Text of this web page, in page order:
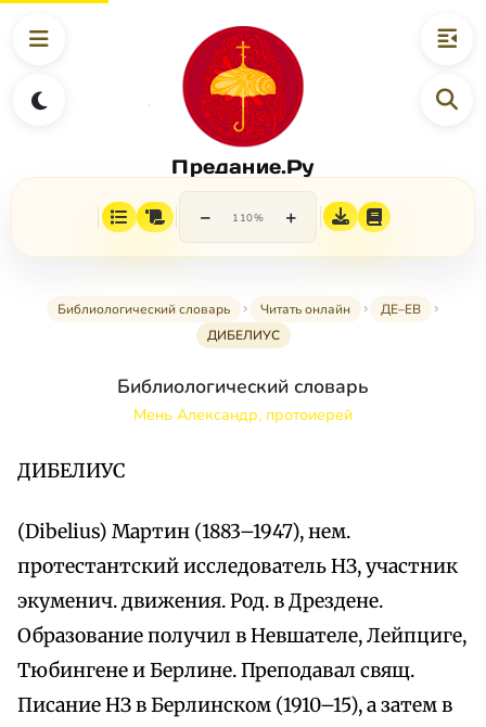
Предание.Ру
− 110% +
Библиологический словарь Читать онлайн
ДЕ–ЕВ
ДИБЕЛИУС
Библиологический словарь
Мень Александр, протоиерей
ДИБЕЛИУС
(Dibelius) Мартин (1883–1947), нем.
протестантский исследователь НЗ, участник
экуменич. движения. Род. в Дрездене.
Образование получил в Невшателе, Лейпциге,
Тюбингене и Берлине. Преподавал свящ.
Писание НЗ в Берлинском (1910–15), а затем в